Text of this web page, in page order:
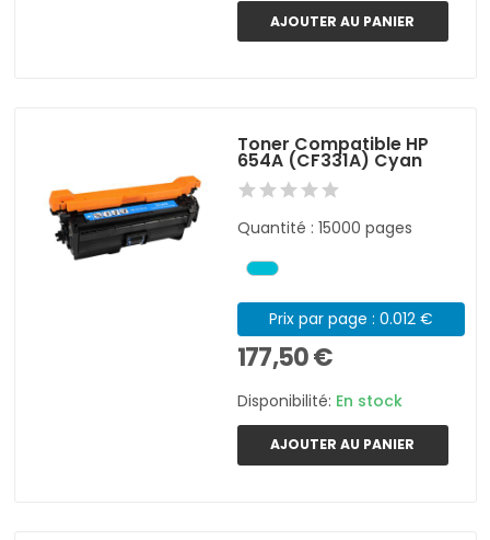
AJOUTER AU PANIER
Toner Compatible HP
654A (CF331A) Cyan
Quantité : 15000 pages
Prix par page : 0.012 €
177,50 €
Disponibilité: En stock
AJOUTER AU PANIER